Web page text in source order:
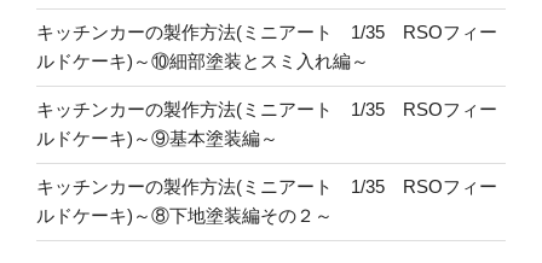
キッチンカーの製作方法(ミニアート 1/35 RSOフィー
ルドケーキ)～⑩細部塗装とスミ入れ編～
キッチンカーの製作方法(ミニアート 1/35 RSOフィー
ルドケーキ)～⑨基本塗装編～
キッチンカーの製作方法(ミニアート 1/35 RSOフィー
ルドケーキ)～⑧下地塗装編その２～